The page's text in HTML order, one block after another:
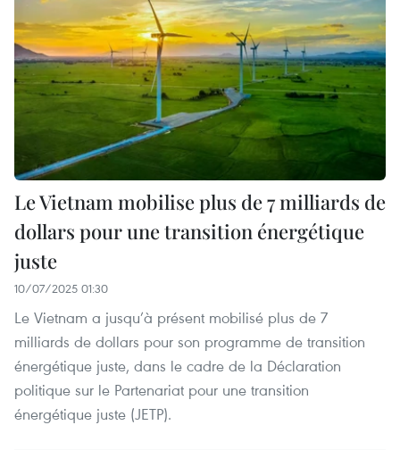
Le Vietnam mobilise plus de 7 milliards de
dollars pour une transition énergétique
juste
10/07/2025 01:30
Le Vietnam a jusqu’à présent mobilisé plus de 7
milliards de dollars pour son programme de transition
énergétique juste, dans le cadre de la Déclaration
politique sur le Partenariat pour une transition
énergétique juste (JETP).